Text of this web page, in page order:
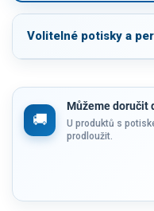
Volitelné potisky a
Můžeme doručit
U produktů s
prodloužit.